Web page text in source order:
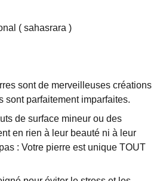
( sahasrara )
sont de merveilleuses créations
sont parfaitement imparfaites.
de surface mineur ou des
en rien à leur beauté ni à leur
: Votre pierre est unique TOUT